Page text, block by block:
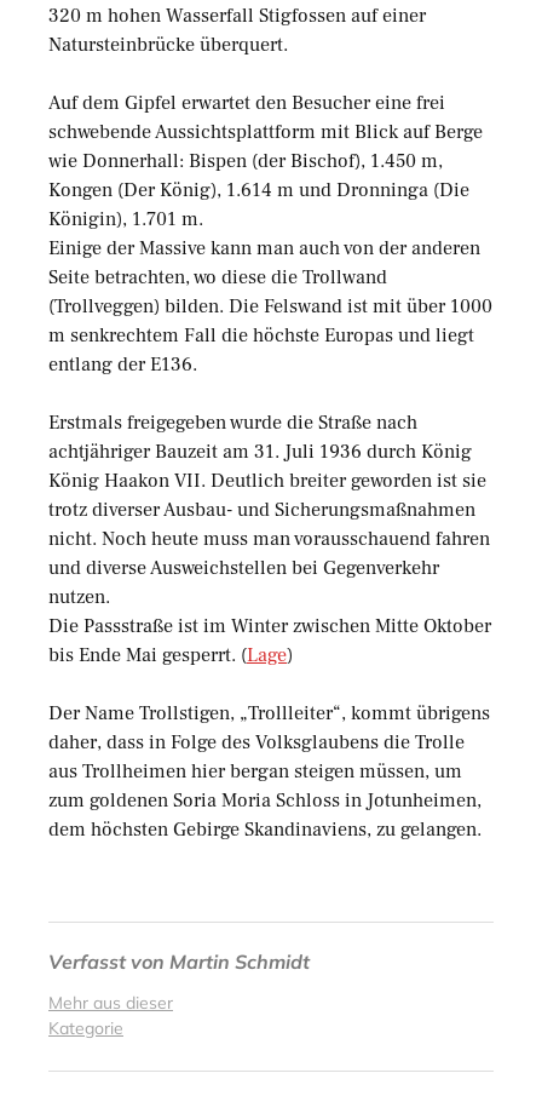
320 m hohen Wasserfall Stigfossen auf einer
Natursteinbrücke überquert.
Auf dem Gipfel erwartet den Besucher eine frei
schwebende Aussichtsplattform mit Blick auf Berge
wie Donnerhall: Bispen (der Bischof), 1.450 m,
Kongen (Der König), 1.614 m und Dronninga (Die
Königin), 1.701 m.
Einige der Massive kann man auch von der anderen
Seite betrachten, wo diese die Trollwand
(Trollveggen) bilden. Die Felswand ist mit über 1000
m senkrechtem Fall die höchste Europas und liegt
entlang der E136.
Erstmals freigegeben wurde die Straße nach
achtjähriger Bauzeit am 31. Juli 1936 durch König
König Haakon VII. Deutlich breiter geworden ist sie
trotz diverser Ausbau- und Sicherungsmaßnahmen
nicht. Noch heute muss man vorausschauend fahren
und diverse Ausweichstellen bei Gegenverkehr
nutzen.
Die Passstraße ist im Winter zwischen Mitte Oktober
bis Ende Mai gesperrt. (Lage)
Der Name Trollstigen, „Trollleiter“, kommt übrigens
daher, dass in Folge des Volksglaubens die Trolle
aus Trollheimen hier bergan steigen müssen, um
zum goldenen Soria Moria Schloss in Jotunheimen,
dem höchsten Gebirge Skandinaviens, zu gelangen.
Verfasst von Martin Schmidt
Mehr aus dieser
Kategorie